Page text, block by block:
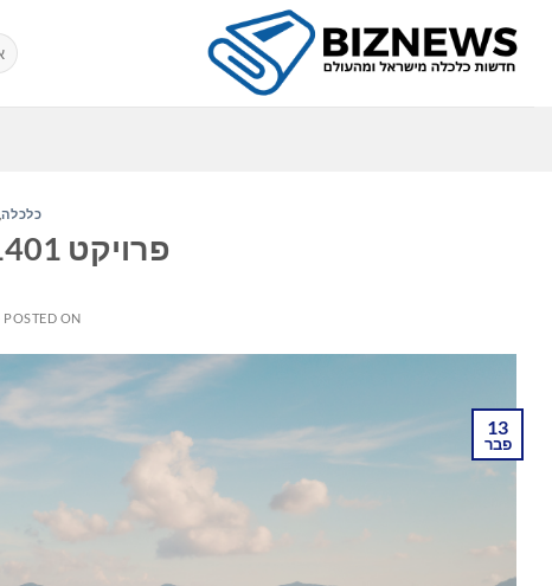
content
כלכלה,
פרויקט 1401 Penn מקבל החזר
POSTED ON
13
פבר